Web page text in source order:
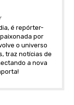
é repórter-
por
o universo
traz notícias de
a nova